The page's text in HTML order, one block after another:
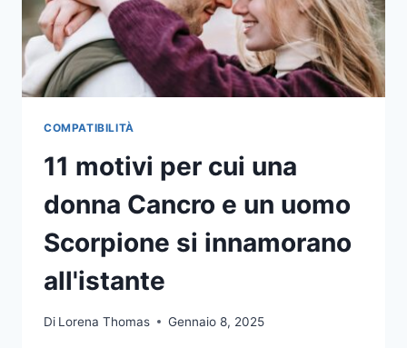
ARIETE
COMPATIBILITÀ
11 motivi per cui una
donna Cancro e un uomo
Scorpione si innamorano
all'istante
Di Lorena Thomas Gennaio 8, 2025